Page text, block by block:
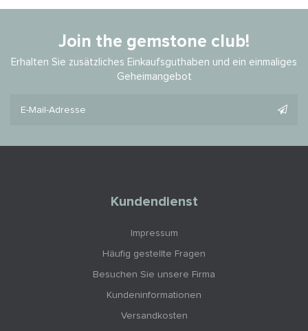
Join the gemstone club!
Erhalten Sie zusätzliches Einkaufsguthaben und ein einmaliges
Geheimangebot
Kundendienst
Impressum
Häufig gestellte Fragen
Besuchen Sie unsere Firma
Kundeninformationen
Versandkosten